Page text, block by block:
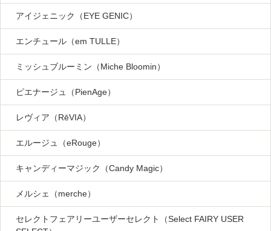
アイジェニック（EYE GENIC）
エンチュール（em TULLE）
ミッシュブルーミン（Miche Bloomin）
ピエナージュ（PienAge）
レヴィア（RēVIA）
エルージュ（eRouge）
キャンディーマジック（Candy Magic）
メルシェ（merche）
セレクトフェアリーユーザーセレクト（Select FAIRY USER